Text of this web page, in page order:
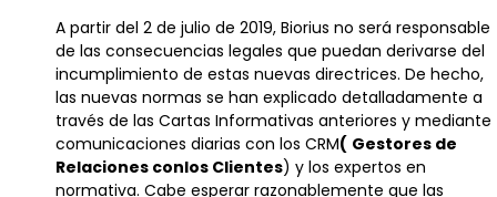
A partir del 2 de julio de 2019, Biorius no será responsable
de las consecuencias legales que puedan derivarse del
incumplimiento de estas nuevas directrices. De hecho,
las nuevas normas se han explicado detalladamente a
través de las Cartas Informativas anteriores y mediante
comunicaciones diarias con los CRM( Gestores de
Relaciones conlos Clientes) y los expertos en
normativa. Cabe esperar razonablemente que las